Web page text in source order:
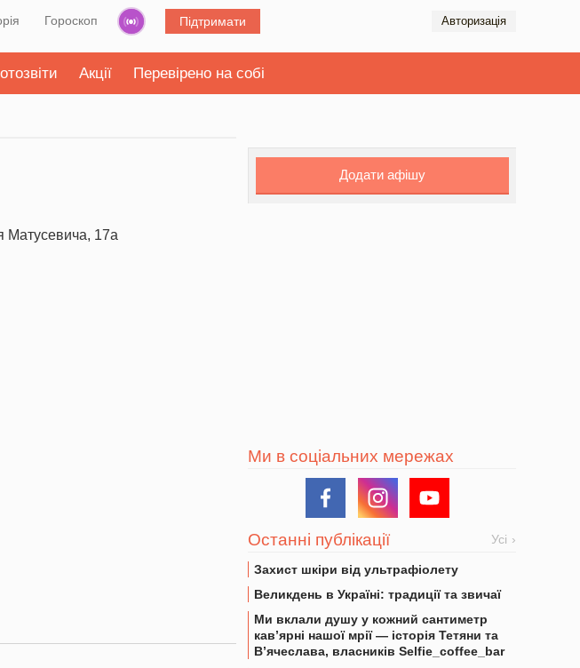
Гороскоп Підтримати Авторизація
Акції Перевірено на собі
Матусевича, 17а
Додати афішу
Ми в соціальних мережах
Останні публікації Усі
Захист шкіри від ультрафіолету
Великдень в Україні: традиції та звичаї
Ми вклали душу у кожний сантиметр
кав’ярні нашої мрії — історія Тетяни та
В’ячеслава, власників Selfie_coffee_bar